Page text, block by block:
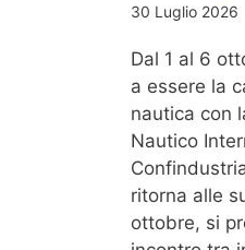
30 Luglio 2026
Dal 1 al 6
a essere la
nautica con
Nautico
ritorna alle
ottobre, si